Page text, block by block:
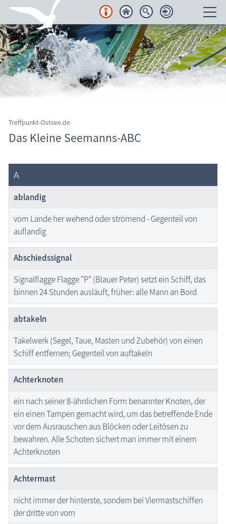
Unterkünfte
Regionales
Urlaubsorte
Karten
Freizeit
Wissenswertes
Aktuelles
den Strand erleben
die Natur erleben
Geschichten, Märchen & Sagen
Kranich Grus grus
Maritimes
Knoten & Steke
Seemanns-ABC
Segelschiffe
Winkflaggen-ABC
Sehenswertes
Traditionelles
Zeitzeugen
Begriffe erklärt
Veranstaltungen
Blog
Treffpunkt-Ostsee.de
Das Kleine Seemanns-ABC
A
ablandig
vom Lande her wehend oder strömend - Gegenteil von
auflandig
Abschiedssignal
Signalflagge Flagge "P" (Blauer Peter) setzt ein Schiff, das
binnen 24 Stunden ausläuft, früher: alle Mann an Bord
abtakeln
Takelwerk (Segel, Taue, Masten und Zubehör) von einen
Schiff entfernen; Gegenteil von auftakeln
Achterknoten
ein nach seiner 8-ähnlichen Form benannter Knoten, der
ein einen Tampen gemacht wird, um das betreffende Ende
vor dem Ausrauschen aus Blöcken oder Leitösen zu
bewahren. Alle Schoten sichert man immer mit einem
Achterknoten
Achtermast
nicht immer der hinterste, sondern bei Viermastschiffen
der dritte von vorn